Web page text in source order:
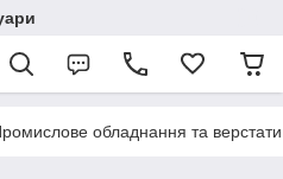
обладнання та верстати